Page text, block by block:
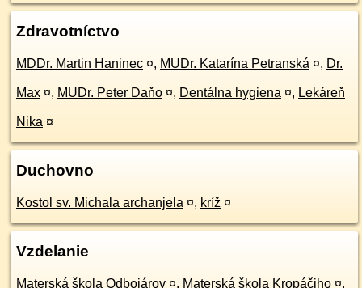
Zdravotníctvo
MDDr. Martin Haninec ¤, MUDr. Katarína Petranská ¤, Dr.
Max ¤, MUDr. Peter Daňo ¤, Dentálna hygiena ¤, Lekáreň
Nika ¤
Duchovno
Kostol sv. Michala archanjela ¤, kríž ¤
Vzdelanie
Materská škola Odbojárov ¤, Materská škola Kropáčiho ¤,